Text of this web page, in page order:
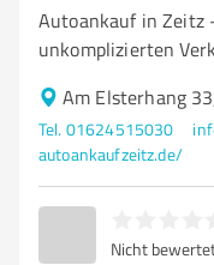
Autoankauf in Zeitz
unkomplizierten
Am Elsterhang
Tel. 01624515030
autoankaufzeitz.de/
Nicht